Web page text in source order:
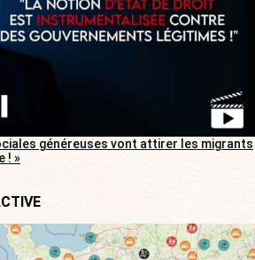
généreuses vont attirer les migrants
! »